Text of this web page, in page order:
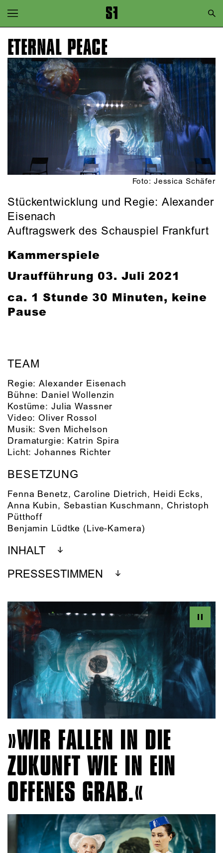
Zur Hauptnavigation springen
Zum Hauptinhalt springen
Zum Footer springen
ETERNAL PEACE
Foto: Jessica Schäfer
Stückentwicklung und Regie: Alexander
Eisenach
Auftragswerk des Schauspiel Frankfurt
Kammerspiele
Uraufführung 03. Juli 2021
ca. 1 Stunde 30 Minuten, keine
Pause
TEAM
Regie:Alexander Eisenach
Bühne: Daniel Wollenzin
Kostüme: Julia Wassner
Video:Oliver Rossol
Musik: Sven Michelson
Dramaturgie: Katrin Spira
Licht:Johannes Richter
BESETZUNG
Fenna Benetz, Caroline Dietrich, Heidi Ecks,
Anna Kubin, Sebastian Kuschmann, Christoph
Pütthoff
Benjamin Lüdtke (Live-Kamera)
INHALT
PRESSESTIMMEN
WIR FALLEN IN DIE
ZUKUNFT WIE IN EIN
OFFENES GRAB.